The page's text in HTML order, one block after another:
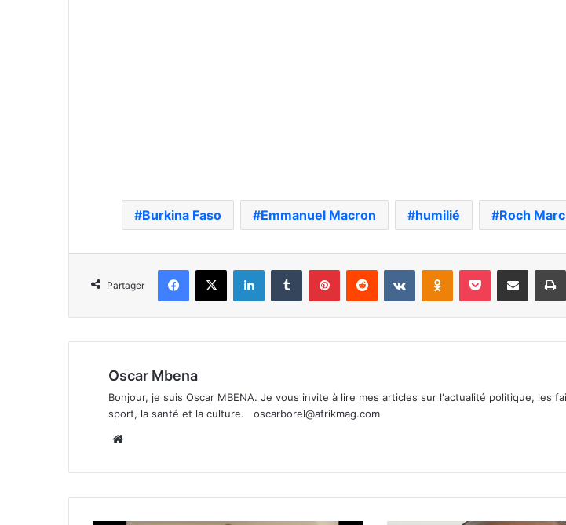
Burkina Faso Emmanuel Macron humilié Roch
Partager
Facebook
X LinkedinTumblr PinterestReddit VKontakteOdnoklassniki
Pocket Partager par email
Oscar Mbena
Bonjour, je suis Oscar MBENA. Je vous invite à lire mes articles sur l'actualité politique, les
sport, la santé et la culture. oscarborel@afrikmag.com